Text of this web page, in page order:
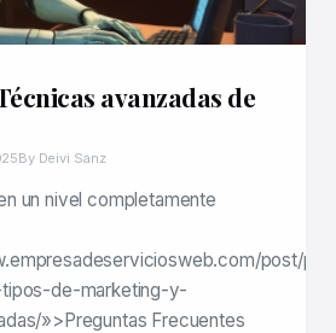
avanzadas de
By Deivi Sanz
un nivel completamente
post/
de-marketing-y-
»>Preguntas Frecuentes